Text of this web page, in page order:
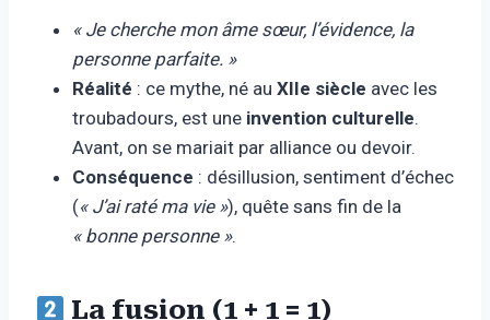
« Je cherche mon âme sœur, l’évidence, la
personne parfaite. »
Réalité : ce mythe, né au XIIe siècle avec les
troubadours, est une invention culturelle.
Avant, on se mariait par alliance ou devoir.
Conséquence : désillusion, sentiment d’échec
(« J’ai raté ma vie »), quête sans fin de la
« bonne personne ».
La fusion (1 + 1 = 1)